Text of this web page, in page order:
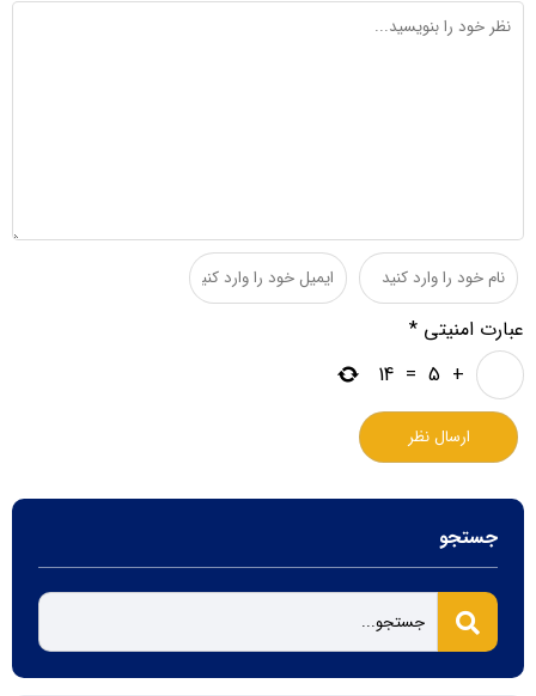
عبارت امنیتی *
+
5
=
14
جستجو